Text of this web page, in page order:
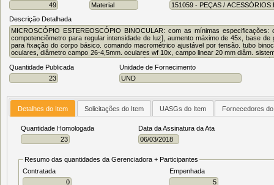
Descrição Detalhada
Quantidade Publicada Unidade de Fornecimento
Detalhes do Item Solicitações do Item UASGs do Item Fornecedores
Quantidade Homologada Data da Assinatura da Ata
Resumo das quantidades da Gerenciadora + Participantes
Contratada
Empenhada